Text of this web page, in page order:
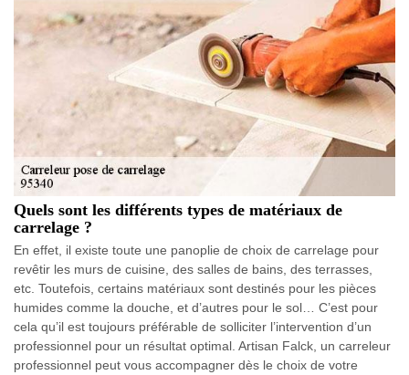
Quels sont les différents types de matériaux de
carrelage ?
En effet, il existe toute une panoplie de choix de carrelage pour
revêtir les murs de cuisine, des salles de bains, des terrasses,
etc. Toutefois, certains matériaux sont destinés pour les pièces
humides comme la douche, et d’autres pour le sol… C’est pour
cela qu’il est toujours préférable de solliciter l’intervention d’un
professionnel pour un résultat optimal. Artisan Falck, un carreleur
professionnel peut vous accompagner dès le choix de votre